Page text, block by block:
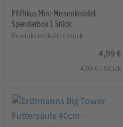
Pfiffikus Mini-Meisenknödel
Spenderbox 1 Stück
Produkt enthält: 1 Stück
4,99 €
4,99 € / Stück